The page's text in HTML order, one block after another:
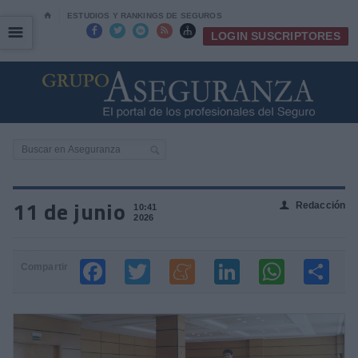
⌂ ESTUDIOS Y RANKINGS DE SEGUROS
     LOGIN SUSCRIPTORES
☰
☰
11 de junio
10:41
2026
👤 Redacción